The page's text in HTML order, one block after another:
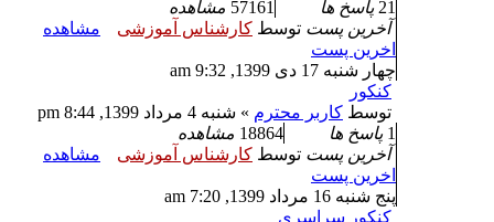
21 پاسخ ها 57161 مشاهده
آخرین پست توسط کارشناس آموزشی
مشاهده
اخرین پست
چهار شنبه 17 دی 1399, 9:32 am
کنکور
توسط کاربر محترم » شنبه 4 مرداد 1399, 8:44 pm
1 پاسخ ها 18864 مشاهده
آخرین پست توسط کارشناس آموزشی
مشاهده
اخرین پست
پنج شنبه 16 مرداد 1399, 7:20 am
کنکور سراسری